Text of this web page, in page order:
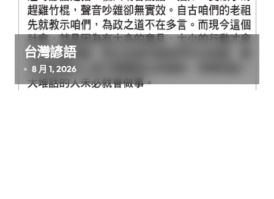
台灣諺語
8 月 1, 2026